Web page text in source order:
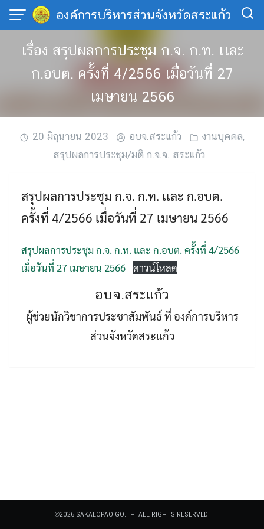
Skip
content
องค์การบริหารส่วนจังหวัดสระแก้ว
เรื่อง สรุปผลการประชุม ก.จ. ก.ท. เเละ
ก.อบต. ครั้งที่ 4/2566 เมื่อวันที่ 27
เมษายน 2566
20 มิถุนายน 2023 อบจ.สระแก้ว งานบุคคล,
สรุปผลการประชุม/มติ ก.จ.จ. สระแก้ว
สรุปผลการประชุม ก.จ. ก.ท. เเละ ก.อบต.
ครั้งที่ 4/2566 เมื่อวันที่ 27 เมษายน 2566
สรุปผลการประชุม ก.จ. ก.ท. เเละ ก.อบต. ครั้งที่ 4/2566
เมื่อวันที่ 27 เมษายน 2566 ดาวน์โหลด
อบจ.สระแก้ว
ผู้ช่วยนักวิชาการประชาสัมพันธ์ ที่ องค์การบริหาร
ส่วนจังหวัดสระแก้ว
©2026 SAKAEOPAO.GO.TH. ALL RIGHTS RESERVED.